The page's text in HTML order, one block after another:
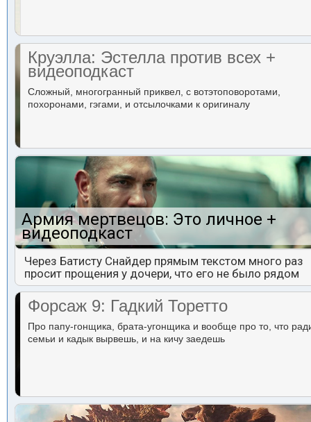
Круэлла: Эстелла против всех +
видеоподкаст
Сложный, многогранный приквел, с вотэтоповоротами,
похоронами, гэгами, и отсылочками к оригиналу
Армия мертвецов: Это личное +
видеоподкаст
Через Батисту Снайдер прямым текстом много раз
просит прощения у дочери, что его не было рядом
Форсаж 9: Гадкий Торетто
Про папу-гонщика, брата-угонщика и вообще про то, что
семьи и кадык вырвешь, и на кичу заедешь